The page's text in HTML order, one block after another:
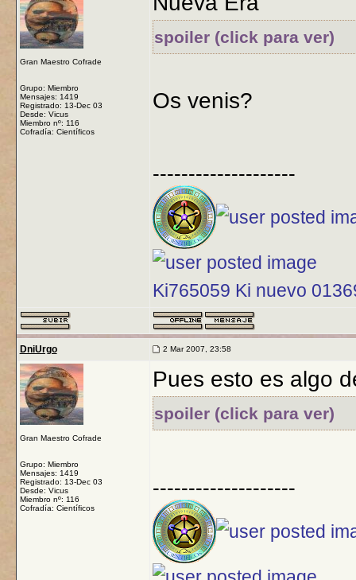
Gran Maestro Cofrade
Grupo: Miembro
Mensajes: 1419
Registrado: 13-Dec 03
Desde: Vicus
Miembro nº: 116
Cofradía: Científicos
spoiler (click para ver)
Os venis?
--------------------
Ki765059 Ki nuevo
DniUrgo 2 Mar 2007, 23:58
Gran Maestro Cofrade
Grupo: Miembro
Mensajes: 1419
Registrado: 13-Dec 03
Desde: Vicus
Miembro nº: 116
Cofradía: Científicos
Pues esto es algo
spoiler (click para ver)
--------------------